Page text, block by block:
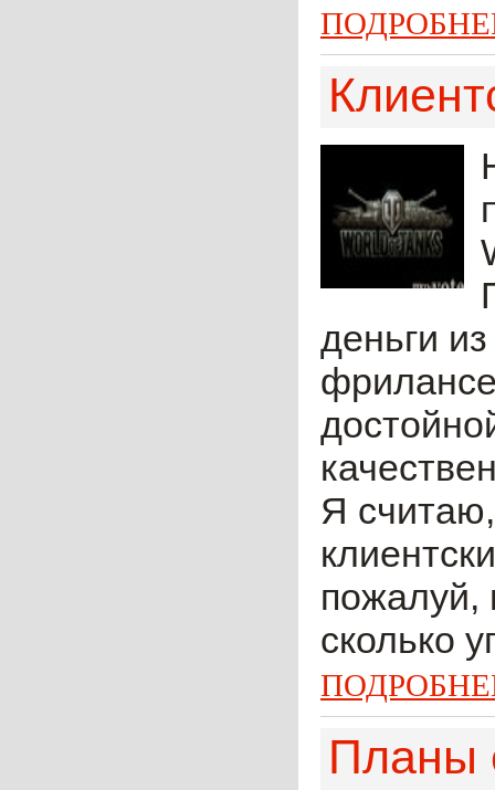
деньги
Я
пожалуй,
сколько
Планы